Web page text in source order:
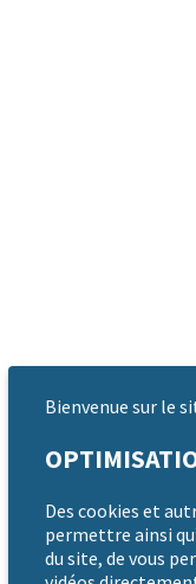
Bienvenue sur le
Des cookies et
permettre ainsi
du site, de vous